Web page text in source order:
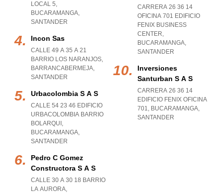
LOCAL 5,
BUCARAMANGA,
SANTANDER
Incon Sas
CALLE 49 A 35 A 21
BARRIO LOS NARANJOS,
BARRANCABERMEJA,
SANTANDER
Urbacolombia S A S
CALLE 54 23 46 EDIFICIO
URBACOLOMBIA BARRIO
BOLARQUI ,
BUCARAMANGA,
SANTANDER
Pedro C Gomez
Constructora S A S
CALLE 30 A 30 18 BARRIO
LA AURORA,
CARRERA 26 36 14
OFICINA 701 EDIFICIO
FENIX BUSINESS
CENTER,
BUCARAMANGA,
SANTANDER
Inversiones
Santurban S A S
CARRERA 26 36 14
EDIFICIO FENIX OFICINA
701, BUCARAMANGA,
SANTANDER